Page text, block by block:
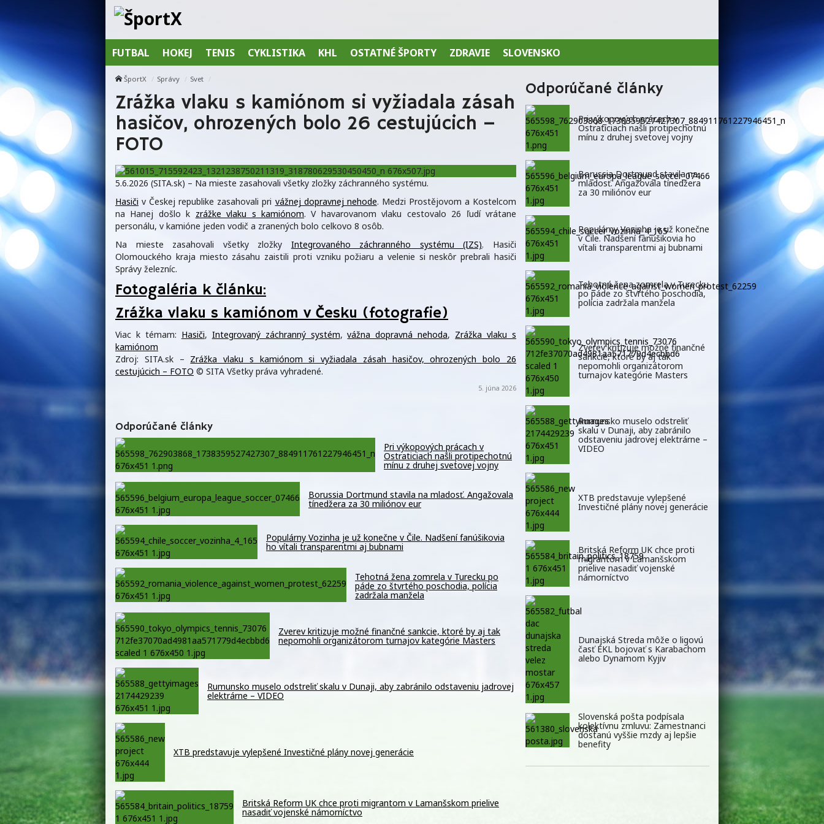
FUTBAL HOKEJ TENIS CYKLISTIKA KHL OSTATNÉ ŠPORTY ZDRAVIE SLOVENSKO
ŠportX Správy Svet
Zrážka vlaku s kamiónom si vyžiadala zásah
hasičov, ohrozených bolo 26 cestujúcich –
FOTO
5.6.2026 (SITA.sk) – Na mieste zasahovali všetky zložky záchranného systému.
Hasiči v Českej republike zasahovali pri vážnej dopravnej nehode. Medzi Prostějovom a Kostelcom
na Hanej došlo k zrážke vlaku s kamiónom. V havarovanom vlaku cestovalo 26 ľudí vrátane
personálu, v kamióne jeden vodič a zranených bolo celkovo 8 osôb.
Na mieste zasahovali všetky zložky Integrovaného záchranného systému (IZS). Hasiči
Olomouckého kraja miesto zásahu zaistili proti vzniku požiaru a velenie si neskôr prebrali hasiči
Správy železníc.
Fotogaléria k článku:
Zrážka vlaku s kamiónom v Česku (fotografie)
Viac k témam: Hasiči, Integrovaný záchranný systém,vážna dopravná nehoda, Zrážka vlaku s
kamiónom
Zdroj: SITA.sk – Zrážka vlaku s kamiónom si vyžiadala zásah hasičov, ohrozených bolo 26
cestujúcich – FOTO © SITA Všetky práva vyhradené.
5. júna 2026
Odporúčané články
Pri výkopových prácach v
Ostraticiach našli protipechotnú
mínu z druhej svetovej vojny
Borussia Dortmund stavila na mladosť. Angažovala
tínedžera za 30 miliónov eur
Populárny Vozinha je už konečne v Čile. Nadšení fanúšikovia
ho vítali transparentmi aj bubnami
Tehotná žena zomrela v Turecku po
páde zo štvrtého poschodia, polícia
zadržala manžela
Zverev kritizuje možné finančné sankcie, ktoré by aj tak
nepomohli organizátorom turnajov kategórie Masters
Rumunsko muselo odstreliť skalu v Dunaji, aby zabránilo odstaveniu jadrovej
elektrárne – VIDEO
XTB predstavuje vylepšené Investičné plány novej generácie
Britská Reform UK chce proti migrantom v Lamanšskom prielive
nasadiť vojenské námorníctvo
Odporúčané články
Pri výkopových prácach v
Ostraticiach našli protipechotnú
mínu z druhej svetovej vojny
Borussia Dortmund stavila na
mladosť. Angažovala tínedžera
za 30 miliónov eur
Populárny Vozinha je už konečne
v Čile. Nadšení fanúšikovia ho
vítali transparentmi aj bubnami
Tehotná žena zomrela v Turecku
po páde zo štvrtého poschodia,
polícia zadržala manžela
Zverev kritizuje možné finančné
sankcie, ktoré by aj tak
nepomohli organizátorom
turnajov kategórie Masters
Rumunsko muselo odstreliť
skalu v Dunaji, aby zabránilo
odstaveniu jadrovej elektrárne –
VIDEO
XTB predstavuje vylepšené
Investičné plány novej generácie
Britská Reform UK chce proti
migrantom v Lamanšskom
prielive nasadiť vojenské
námorníctvo
Dunajská Streda môže o ligovú
časť EKL bojovať s Karabachom
alebo Dynamom Kyjiv
Slovenská pošta podpísala
kolektívnu zmluvu: Zamestnanci
dostanú vyššie mzdy aj lepšie
benefity